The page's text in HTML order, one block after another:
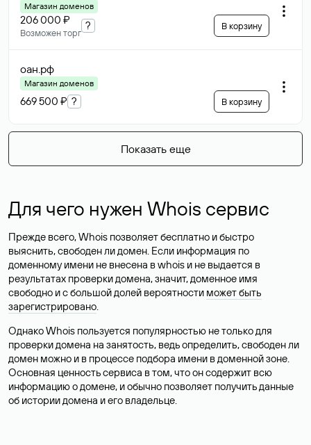
Магазин доменов
206 000 ₽
Возможен торг
? В корзину
оан.рф
Магазин доменов
669 500 ₽ ? В корзину
Показать еще
Для чего нужен Whois сервис
Прежде всего, Whois позволяет бесплатно и быстро
выяснить, свободен ли домен. Если информация по
доменному имени не внесена в whois и не выдается в
результатах проверки домена, значит, доменное имя
свободно и с большой долей вероятности может быть
зарегистрировано.
Однако Whois пользуется популярностью не только для
проверки домена на занятость, ведь определить, свободен ли
домен можно и в процессе подбора имени в доменной зоне.
Основная ценность сервиса в том, что он содержит всю
информацию о домене, и обычно позволяет получить данные
об истории домена и его владельце.